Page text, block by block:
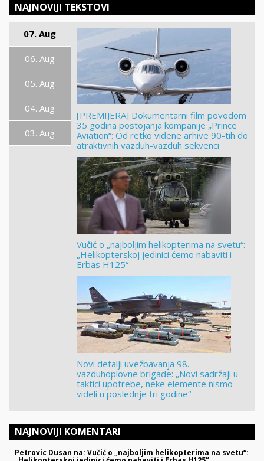
NAJNOVIJI TEKSTOVI
07. Aug
06. Aug
05. Aug
04. Aug
03. Aug
[PREMIJERA] Dokumentarni film povodom
35 godina postojanja kompanije „Prince
Aviation“: Od retko viđene arhive 90-tih do
atraktivnih vazduh-vazduh sekvenci
Vučić o „najboljim helikopterima na svetu“:
„Helikopterskoj jedinici ćemo nabaviti i
Erbas H125“
Novi detalji uvežbavanja 98.
vazduhoplovne brigade: „Novi sadržaji u
taktici upotrebe, neke elemente nismo
videli u poslednje tri godine“
NAJNOVIJI KOMENTARI
Petrovic Dusan na: Vučić o „najboljim helikopterima na svetu“: